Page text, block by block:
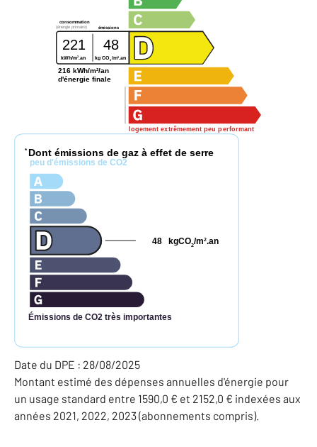
logement extrêmement peu performant
consommation
émissions
(énergie primaire)
221 48
kWh/m2.an kg CO2 /m2 .an
216 kWh/m²/an
d'énergie finale
* Dont émissions de gaz à effet de serre
peu d'émissions de CO2
Émissions de CO2 très importantes
kgCO2/m2.an
48
Date du DPE : 28/08/2025
Montant estimé des dépenses annuelles d'énergie pour
un usage standard entre 1590,0 € et 2152,0 € indexées aux
années 2021, 2022, 2023 (abonnements compris).